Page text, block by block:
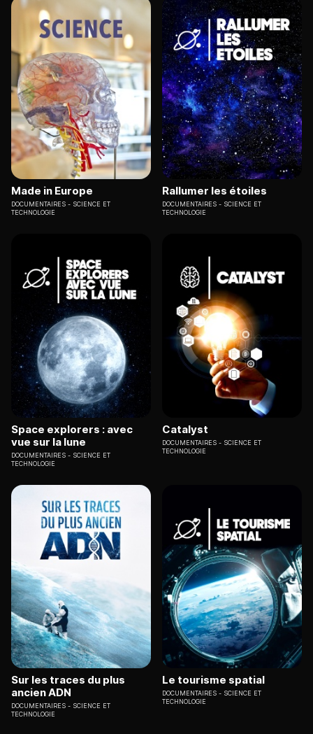
Made in Europe
DOCUMENTAIRES
SCIENCE ET
TECHNOLOGIE
Rallumer les étoiles
DOCUMENTAIRES
SCIENCE ET
TECHNOLOGIE
Space explorers : avec
vue sur la lune
DOCUMENTAIRES
SCIENCE ET
TECHNOLOGIE
Catalyst
DOCUMENTAIRES
SCIENCE ET
TECHNOLOGIE
Sur les traces du plus
ancien ADN
DOCUMENTAIRES
SCIENCE ET
TECHNOLOGIE
Le tourisme spatial
DOCUMENTAIRES
SCIENCE ET
TECHNOLOGIE